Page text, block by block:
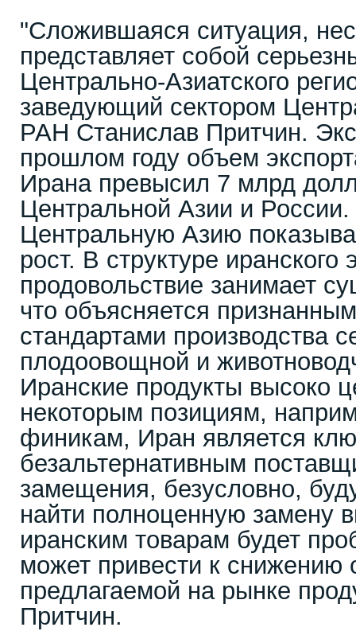
"Сложившаяся ситуация,
представляет собой
Центрально-Азиатского
заведующий сектором
РАН Станислав Притчин.
прошлом году объем
Ирана превысил 7 млрд
Центральной Азии и
Центральную Азию
рост. В структуре иранского
продовольствие занимает
что объясняется
стандартами производства
плодоовощной и
Иранские продукты высоко
некоторым позициям,
финикам, Иран является
безальтернативным
замещения, безусловно,
найти полноценную замену
иранским товарам будет
может привести к снижению
предлагаемой на рынке
Притчин.